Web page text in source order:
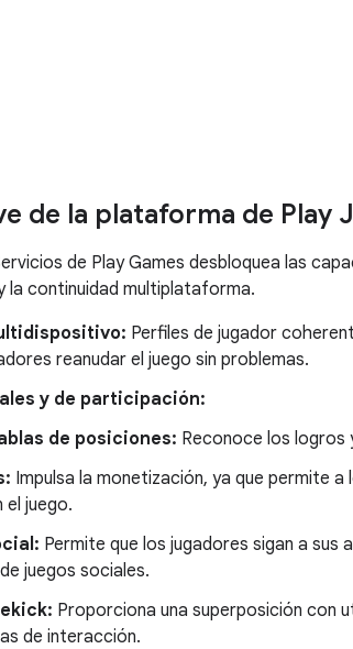
de la plataforma de Play
de Play Games desbloquea las
la continuidad multiplataforma.
Perfiles de jugador
reanudar el juego sin problemas.
y de participación:
de posiciones: Reconoce los logros
Impulsa la monetización, ya que permite
el juego.
Permite que los jugadores sigan a sus
juegos sociales.
Proporciona una superposición con
de interacción.